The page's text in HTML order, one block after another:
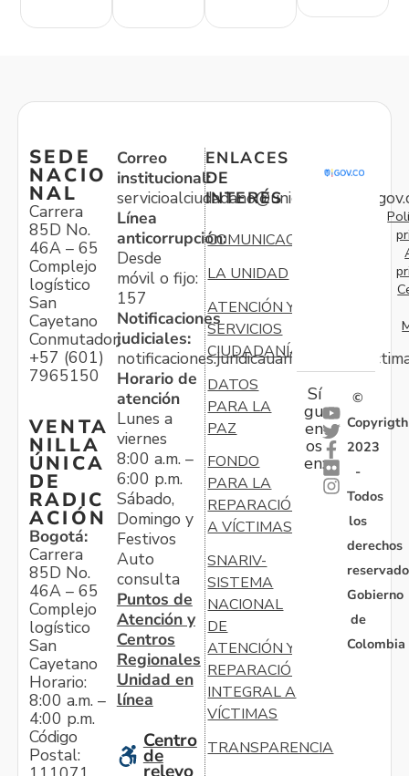
SEDE
NACIO
NAL
Carrera
85D No.
46A – 65
Complejo
logístico
San
Cayetano
Conmutador:
+57 (601)
7965150
VENTA
NILLA
ÚNICA
DE
RADIC
ACIÓN
Bogotá:
Carrera
85D No.
46A – 65
Complejo
logístico
San
Cayetano
Horario:
8:00 a.m. –
4:00 p.m.
Código
Postal:
Correo
institucional:
Línea
anticorrupción:
Desde
móvil o fijo:
157
Notificaciones
judiciales:
Horario de
atención
Lunes a
viernes
8:00 a.m. –
6:00 p.m.
Sábado,
Domingo y
Festivos
Auto
consulta
Puntos de
Atención y
Centros
Regionales
Unidad en
línea
Centro
de
ENLACES
DE
INTERÉS
COMUNICACIONES
LA UNIDAD
ATENCIÓN Y
SERVICIOS
CIUDADANÍA
DATOS
PARA LA
PAZ
FONDO
PARA LA
REPARACIÓN
A VÍCTIMAS
SNARIV-
SISTEMA
NACIONAL
DE
ATENCIÓN Y
REPARACIÓN
INTEGRAL A
VÍCTIMAS
TRANSPARENCIA
Sí
gu
en
os
en:
©
Copyrigth
2023
-
Todos
los
derechos
Gobierno
de
Colombia